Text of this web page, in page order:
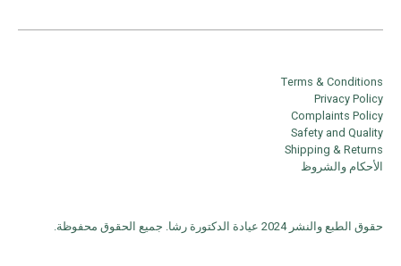
Terms & Conditions
Privacy Policy
Complaints Policy
Safety and Quality
Shipping & Returns
الأحكام والشروظ
حقوق الطبع والنشر 2024 عيادة الدكتورة رشا. جميع الحقوق محفوظة.